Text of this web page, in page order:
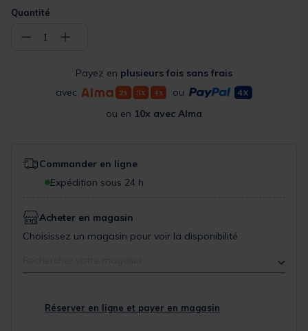
Quantité
− 1 +
Payez en plusieurs fois sans frais
avec
ou
ou en 10x avec Alma
Commander en ligne
Expédition sous 24 h
Acheter en magasin
Choisissez un magasin pour voir la disponibilité
Réserver en ligne et payer en magasin